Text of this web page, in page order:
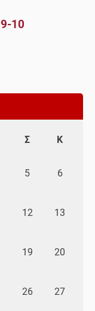
10
Σ Κ
5 6
12 13
19 20
26 27